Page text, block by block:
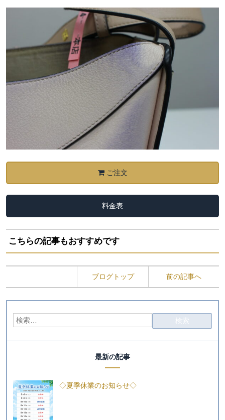
ご注文
料金表
こちらの記事もおすすめです
ブログトップ 前の記事へ
最新の記事
◇夏季休業のお知らせ◇